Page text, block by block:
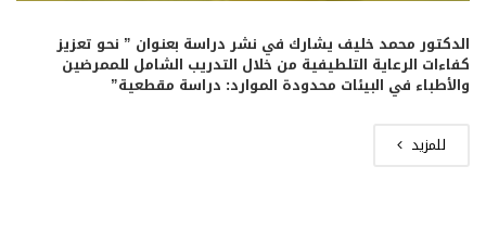
الدكتور محمد خليف يشارك في نشر دراسة بعنوان ” نحو تعزيز
كفاءات الرعاية التلطيفية من خلال التدريب الشامل للممرضين
والأطباء في البيئات محدودة الموارد: دراسة مقطعية”
للمزيد